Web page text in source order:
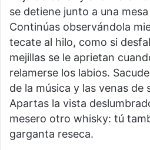
se detiene junto a una
Continúas observándola
tecate al hilo, como si
mejillas se le aprietan
relamerse los labios.
de la música y las venas de
Apartas la vista
mesero otro whisky: tú
garganta reseca.